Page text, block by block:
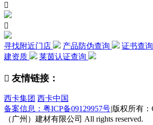


寻找附近门店 产品防伪查询 证书查
建资质
莱茵认证查询
 友情链接：
西卡集团 西卡中国
备案信息：粤ICP备09129957号|版权所有：
（广州）建材有限公司 All rights reserved.